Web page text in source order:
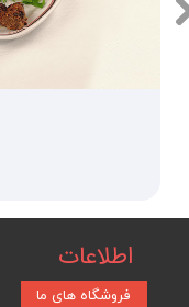
فروشگاه های ما
اطلاعات